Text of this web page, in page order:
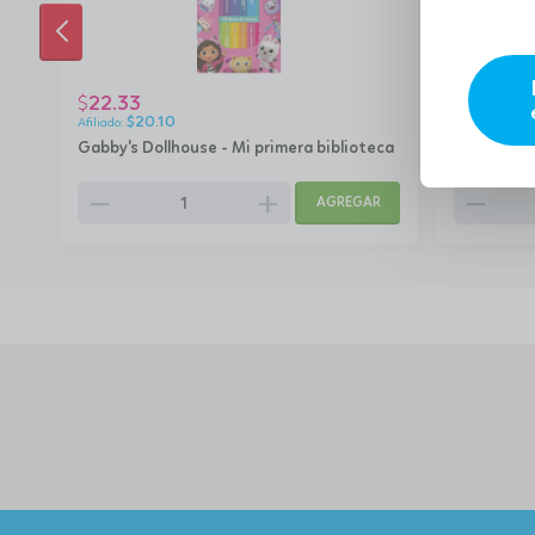
Gabby's Dollhouse - Mi primera biblioteca
$22.33
$20.10
remove add AGREGAR
Gabby's
15.92
remove
ANTERIOR